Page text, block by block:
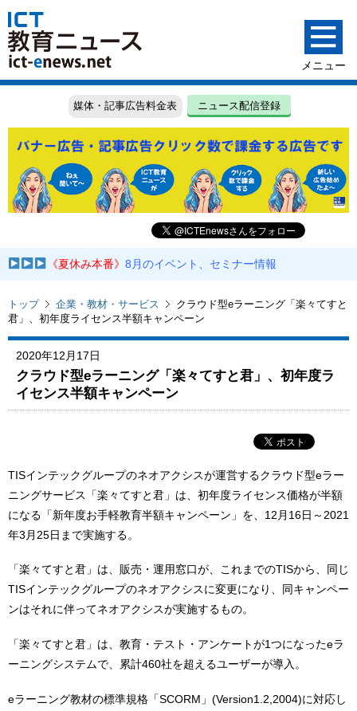
媒体・記事広告料金表 ニュース配信登録
《夏休み本番》8月のイベント、セミナー情報
トップ 企業・教材・サービス
クラウド型eラーニング「楽々てすと
君」、初年度ライセンス半額キャンペーン
2020年12月17日
クラウド型eラーニング「楽々てすと君」、初年度ラ
イセンス半額キャンペーン
TISインテックグループのネオアクシスが運営するクラウド型eラー
ニングサービス「楽々てすと君」は、初年度ライセンス価格が半額
になる「新年度お手軽教育半額キャンペーン」を、12月16日～2021
年3月25日まで実施する。
「楽々てすと君」は、販売・運用窓口が、これまでのTISから、同じ
TISインテックグループのネオアクシスに変更になり、同キャンペー
ンはそれに伴ってネオアクシスが実施するもの。
「楽々てすと君」は、教育・テスト・アンケートが1つになったeラ
ーニングシステムで、累計460社を超えるユーザーが導入。
eラーニング教材の標準規格「SCORM」(Version1.2,2004)に対応し